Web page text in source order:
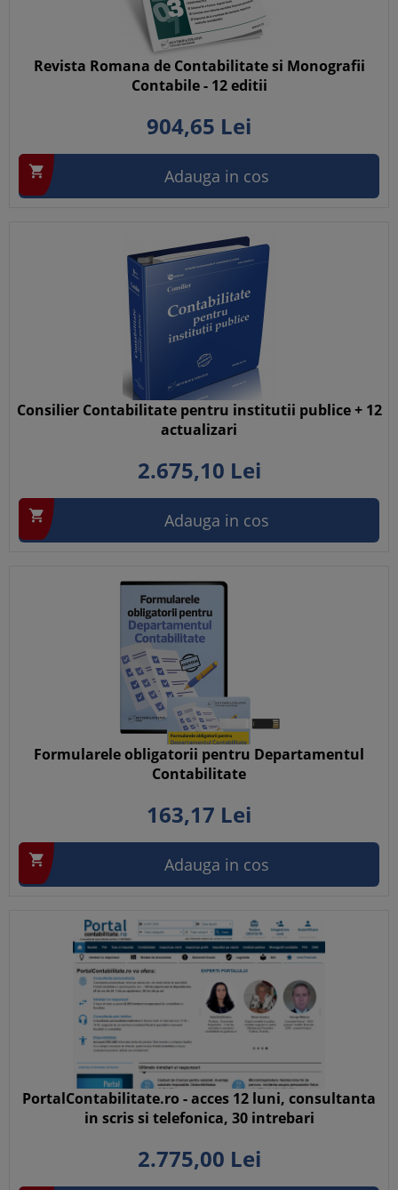
Revista Romana de Contabilitate si Monografii
Contabile - 12 editii
904,65 Lei
 Adauga in cos
Consilier Contabilitate pentru institutii publice + 12
actualizari
2.675,10 Lei
 Adauga in cos
Formularele obligatorii pentru Departamentul
Contabilitate
163,17 Lei
 Adauga in cos
PortalContabilitate.ro - acces 12 luni, consultanta
in scris si telefonica, 30 intrebari
2.775,00 Lei